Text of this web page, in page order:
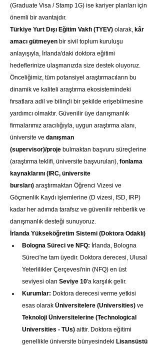
(Graduate Visa / Stamp 1G) ise kariyer planları için
önemli bir avantajdır.
Türkiye Yurt Dışı Eğitim Vakfı (TYEV) olarak, kâr
amacı gütmeyen bir sivil toplum kuruluşu
anlayışıyla, İrlanda'daki doktora eğitimi
hedeflerinize ulaşmanızda size destek oluyoruz.
Önceliğimiz, tüm potansiyel araştırmacıların bu
dinamik ve kaliteli araştırma ekosistemindeki
fırsatlara adil ve bilinçli bir şekilde erişebilmesine
yardımcı olmaktır. Güvenilir üye danışmanlık
firmalarımız aracılığıyla, uygun araştırma alanı,
üniversite ve danışman
(supervisor)/proje bulmaktan başvuru süreçlerine
(araştırma teklifi, üniversite başvuruları), fonlama
kaynaklarını (IRC, üniversite
bursları) araştırmaktan Öğrenci Vizesi ve
Göçmenlik Kaydı işlemlerine (D vizesi, ISD, IRP)
kadar her adımda tarafsız ve güvenilir rehberlik ve
danışmanlık desteği sunuyoruz.
İrlanda Yükseköğretim Sistemi (Doktora Odaklı)
Bologna Süreci ve NFQ: İrlanda, Bologna
Süreci'ne tam üyedir. Doktora derecesi, Ulusal
Yeterlilikler Çerçevesi'nin (NFQ) en üst
seviyesi olan Seviye 10'a karşılık gelir.
Kurumlar: Doktora derecesi verme yetkisi
esas olarak Üniversitelere (Universities) ve
Teknoloji Üniversitelerine (Technological
Universities - TUs) aittir. Doktora eğitimi
genellikle üniversite bünyesindeki Lisansüstü